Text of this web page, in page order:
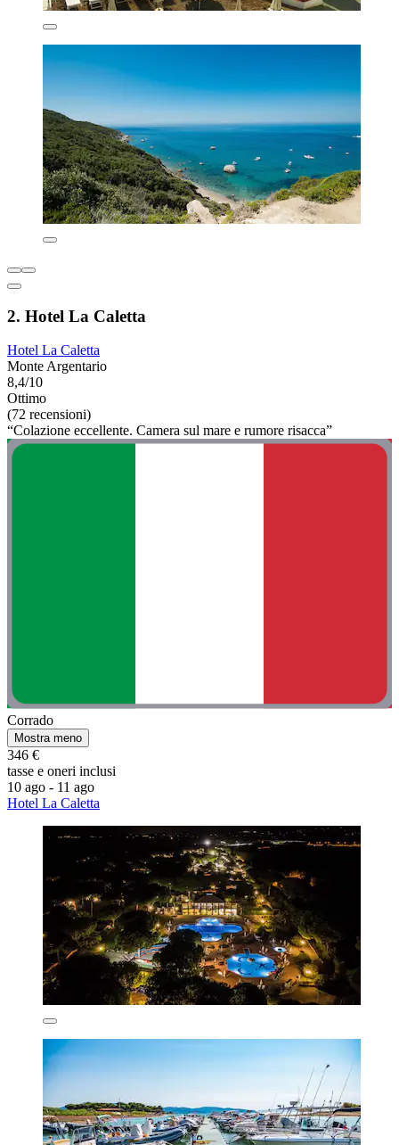
2. Hotel La Caletta
Hotel La Caletta
Monte Argentario
8,4/10
Ottimo
(72 recensioni)
“Colazione eccellente. Camera sul mare e rumore risacca”
Corrado
Mostra meno
346 €
tasse e oneri inclusi
10 ago - 11 ago
Hotel La Caletta